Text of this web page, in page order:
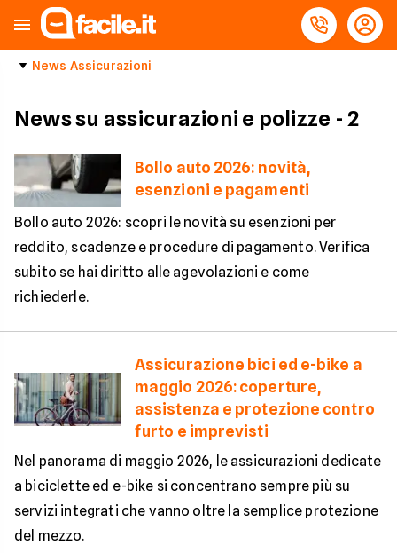
News Assicurazioni
News su assicurazioni e polizze - 2
Bollo auto 2026: novità,
esenzioni e pagamenti
Bollo auto 2026: scopri le novità su esenzioni per
reddito, scadenze e procedure di pagamento. Verifica
subito se hai diritto alle agevolazioni e come
richiederle.
Assicurazione bici ed e-bike a
maggio 2026: coperture,
assistenza e protezione contro
furto e imprevisti
Nel panorama di maggio 2026, le assicurazioni dedicate
a biciclette ed e-bike si concentrano sempre più su
servizi integrati che vanno oltre la semplice protezione
del mezzo.